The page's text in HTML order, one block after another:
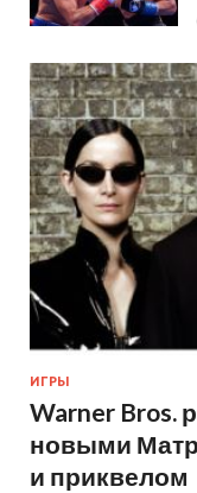
ИГРЫ
Warner Bros.
новыми
и приквелом